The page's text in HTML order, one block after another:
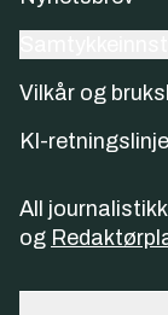
Vilkår og
KI-
All
og